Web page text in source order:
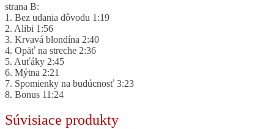
strana B:
1. Bez udania dôvodu 1:19
2. Alibi 1:56
3. Krvavá blondína 2:40
4. Opäť na streche 2:36
5. Auťáky 2:45
6. Mýtna 2:21
7. Spomienky na budúcnosť 3:23
8. Bonus 11:24
Súvisiace produkty